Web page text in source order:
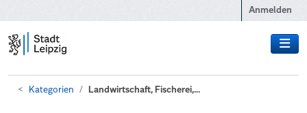
Anmelden
Kategorien Landwirtschaft, Fischerei,...